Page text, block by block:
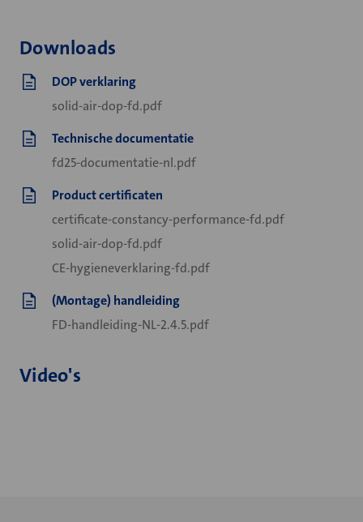
Downloads
DOP verklaring
solid-air-dop-fd.pdf
Technische documentatie
fd25-documentatie-nl.pdf
Product certificaten
certificate-constancy-performance-fd.pdf
solid-air-dop-fd.pdf
CE-hygieneverklaring-fd.pdf
(Montage) handleiding
FD-handleiding-NL-2.4.5.pdf
Video's